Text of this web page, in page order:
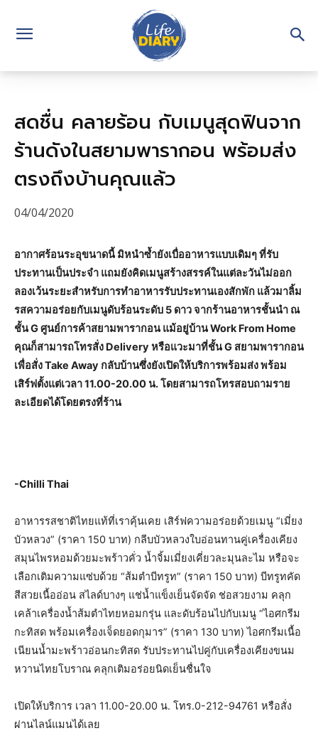
สดชื่น คลายร้อน กับเมนูสุดฟินจาก
ร้านดังในสยามพารากอน พร้อมส่ง
ตรงถึงบ้านคุณแล้ว
04/04/2020
อากาศร้อนระอุขนาดนี้ มิหนำซ้ำยังเบื่ออาหารแบบเดิมๆ ที่รับ
ประทานเป็นประจำ แถมยังคิดเมนูสร้างสรรค์ในแต่ละวันไม่ออก
ลองเว้นระยะสำหรับการทำอาหารรับประทานเองสักพัก แล้วมาลิ้ม
รสความอร่อยกับเมนูดับร้อนระดับ 5 ดาว จากร้านอาหารชั้นนำ ณ
ชั้น G ศูนย์การค้าสยามพารากอน แม้อยู่บ้าน Work From Home
คุณก็สามารถโทรสั่ง Delivery หรือแวะมาที่ชั้น G สยามพารากอน
เพื่อสั่ง Take Away กลับบ้านซึ่งยังเปิดให้บริการพร้อมส่ง พร้อม
เสิร์ฟตั้งแต่เวลา 11.00-20.00 น. โดยสามารถโทรสอบถามราย
ละเอียดได้โดยตรงที่ร้าน
-Chilli Thai
อาหารรสชาติไทยแท้ที่เราคุ้นเคย เสิร์ฟความอร่อยด้วยเมนู “เมี่ยง
บัวหลวง” (ราคา 150 บาท) กลีบบัวหลวงใบอ่อนทานคู่เครื่องเคียง
สมุนไพรหอมด้วยมะพร้าวคั่ว น้ำจิ้มเมี่ยงเคี่ยวละมุนละไม หรือจะ
เลือกเติมความแซ่บด้วย “ส้มตำบีทรูท” (ราคา 150 บาท) บีทรูทคัด
สีสวยเนื้ออ่อน สไลด์บางๆ แช่น้ำแข็งเย็นจัดจัด ช่อสวยงาม คลุก
เคล้าเครื่องน้ำส้มตำไทยหอมกรุ่น และดับร้อนไปกับเมนู “ไอศกรีม
กะทิสด พร้อมเครื่องเจ็ดยอดกุมาร” (ราคา 130 บาท) ไอศกรีมเนื้อ
เนียนน้ำมะพร้าวอ่อนกะทิสด รับประทานไปคู่กับเครื่องเคียงขนม
หวานไทยโบราณ คลุกเติมอร่อยนิดเย็นชื่นใจ
เปิดให้บริการ เวลา 11.00-20.00 น. โทร.0-212-94761 หรือสั่ง
ผ่านไลน์แมนได้เลย